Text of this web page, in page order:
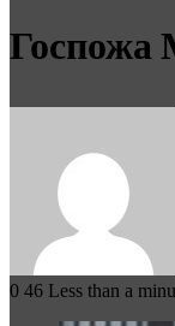
0 46 Less than a